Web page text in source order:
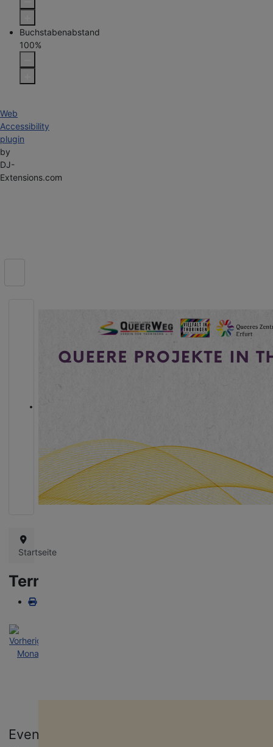
Buchstabenabstand
100%
Web
Accessibility
plugin
by
DJ-
Extensions.com
Startseite
Terminkalender
Events